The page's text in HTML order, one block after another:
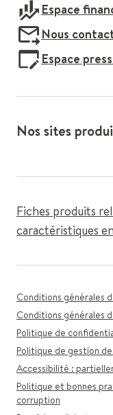
Espace
Nous
Espace
Nos sites
Fiches produits
caractéristiques
Conditions générales
Conditions générales
Politique de
Politique de gestion
Accessibilité :
Politique et bonnes
corruption